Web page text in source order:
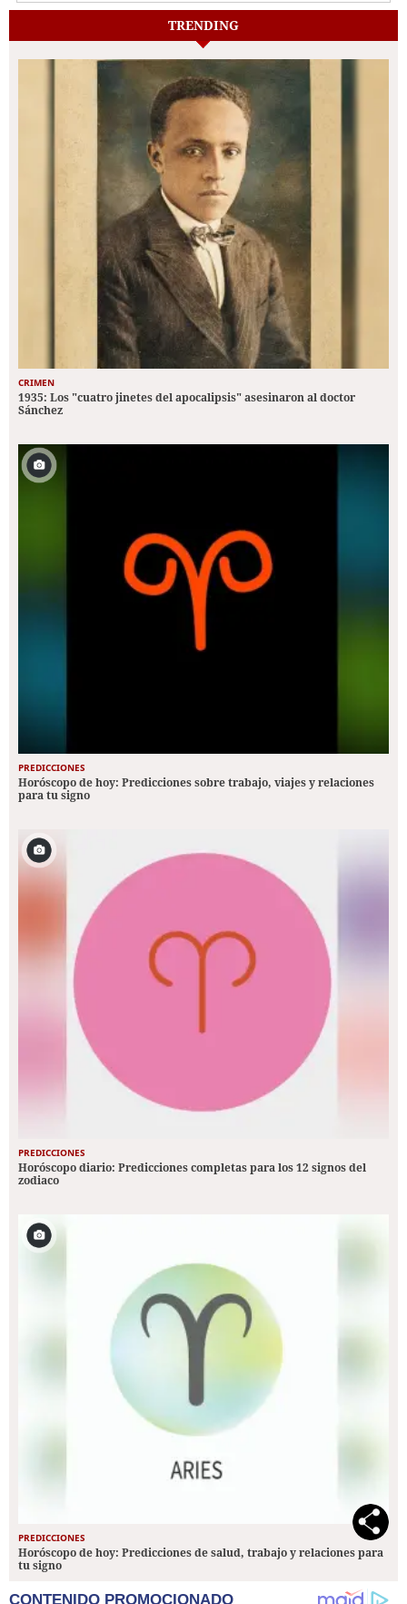
TRENDING
CRIMEN
1935: Los "cuatro jinetes del apocalipsis" asesinaron al doctor
Sánchez
PREDICCIONES
Horóscopo de hoy: Predicciones sobre trabajo, viajes y relaciones
para tu signo
PREDICCIONES
Horóscopo diario: Predicciones completas para los 12 signos del
zodiaco
PREDICCIONES
Horóscopo de hoy: Predicciones de salud, trabajo y relaciones para
tu signo
CONTENIDO PROMOCIONADO